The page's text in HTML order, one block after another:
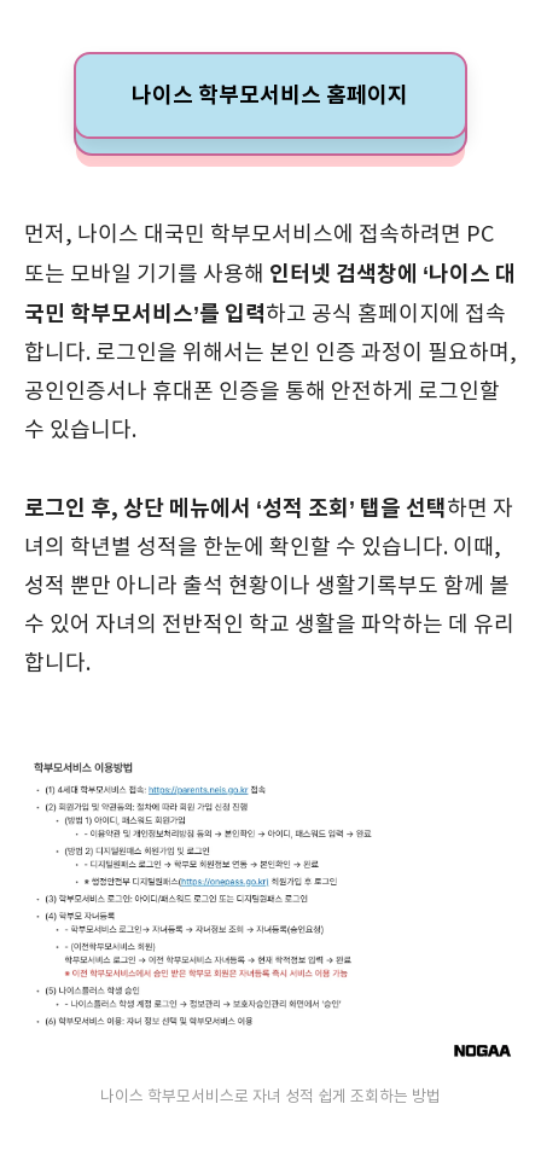
나이스 학부모서비스 홈페이지
먼저, 나이스 대국민 학부모서비스에 접속하려면 PC
또는 모바일 기기를 사용해 인터넷 검색창에 ‘나이스 대
국민 학부모서비스’를 입력하고 공식 홈페이지에 접속
합니다. 로그인을 위해서는 본인 인증 과정이 필요하며,
공인인증서나 휴대폰 인증을 통해 안전하게 로그인할
수 있습니다.
로그인 후, 상단 메뉴에서 ‘성적 조회’ 탭을 선택하면 자
녀의 학년별 성적을 한눈에 확인할 수 있습니다. 이때,
성적 뿐만 아니라 출석 현황이나 생활기록부도 함께 볼
수 있어 자녀의 전반적인 학교 생활을 파악하는 데 유리
합니다.
나이스 학부모서비스로 자녀 성적 쉽게 조회하는 방법